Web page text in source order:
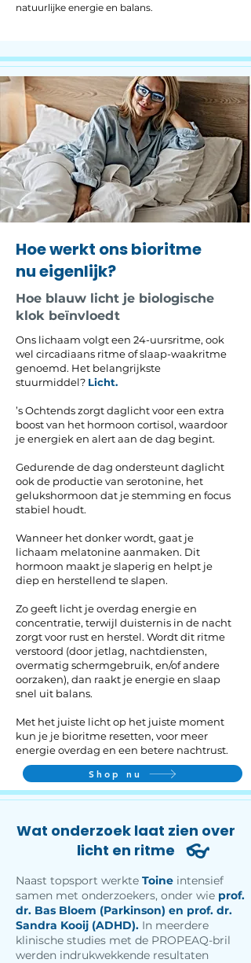
natuurlijke energie en balans.
Hoe werkt ons bioritme
nu eigenlijk?
Hoe blauw licht je biologische
klok beïnvloedt
Ons lichaam volgt een 24-uursritme, ook
wel circadiaans ritme of slaap-waakritme
genoemd. Het belangrijkste
stuurmiddel? Licht.
’s Ochtends zorgt daglicht voor een extra
boost van het hormoon cortisol, waardoor
je energiek en alert aan de dag begint.
Gedurende de dag ondersteunt daglicht
ook de productie van serotonine, het
gelukshormoon dat je stemming en focus
stabiel houdt.
Wanneer het donker wordt, gaat je
lichaam melatonine aanmaken. Dit
hormoon maakt je slaperig en helpt je
diep en herstellend te slapen.
Zo geeft licht je overdag energie en
concentratie, terwijl duisternis in de nacht
zorgt voor rust en herstel. Wordt dit ritme
verstoord (door jetlag, nachtdiensten,
overmatig schermgebruik, en/of andere
oorzaken), dan raakt je energie en slaap
snel uit balans.
Met het juiste licht op het juiste moment
kun je je bioritme resetten, voor meer
energie overdag en een betere nachtrust.
Shop nu
👓
Wat onderzoek laat zien over
licht en ritme
Naast topsport werkte Toine intensief
samen met onderzoekers, onder wie prof.
dr. Bas Bloem (Parkinson) en prof. dr.
Sandra Kooij (ADHD). In meerdere
klinische studies met de PROPEAQ-bril
werden indrukwekkende resultaten